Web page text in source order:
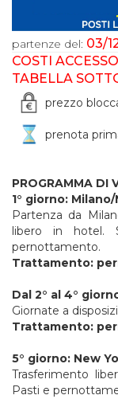
partenze del: 03/
COSTI
TABELLA
prezzo
prenota
PROGRAMMA DI
1° giorno:
Partenza da
libero in hotel.
pernottamento.
Trattamento:
Dal 2° al 4°
Giornate a
Trattamento:
5° giorno: New
Trasferimento
Pasti e